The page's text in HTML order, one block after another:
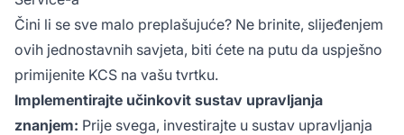
Čini li se sve malo preplašujuće? Ne brinite, slijeđenjem
ovih jednostavnih savjeta, biti ćete na putu da uspješno
primijenite KCS na vašu tvrtku.
Implementirajte učinkovit sustav upravljanja
znanjem: Prije svega, investirajte u sustav upravljanja